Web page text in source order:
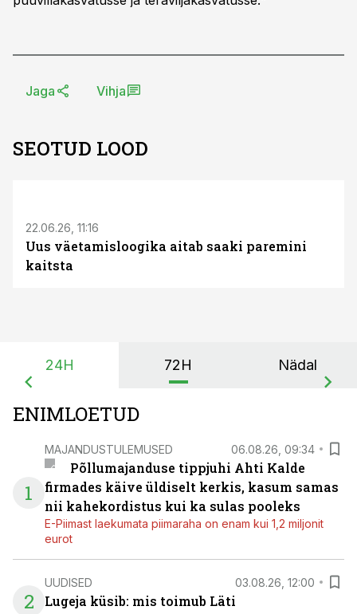
Jaga Vihja
SEOTUD LOOD
22.06.26, 11:16
Uus väetamisloogika aitab saaki paremini
kaitsta
24H 72H Nädal
ENIMLOETUD
1
MAJANDUSTULEMUSED 06.08.26, 09:34
Põllumajanduse tippjuhi Ahti Kalde
firmades käive üldiselt kerkis, kasum samas
nii kahekordistus kui ka sulas pooleks
E-Piimast laekumata piimaraha on enam kui 1,2 miljonit
eurot
2
UUDISED 03.08.26, 12:00
Lugeja küsib: mis toimub Läti